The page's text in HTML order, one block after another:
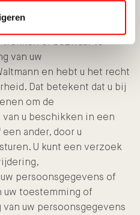
Daarnaast hebt u het
voor de
of bezwaar te
van uw
en hebt u het recht
Dat betekent dat u bij
om de
u beschikken in een
ander, door u
U kunt een verzoek
persoonsgegevens of
toestemming of
uw persoonsgegevens